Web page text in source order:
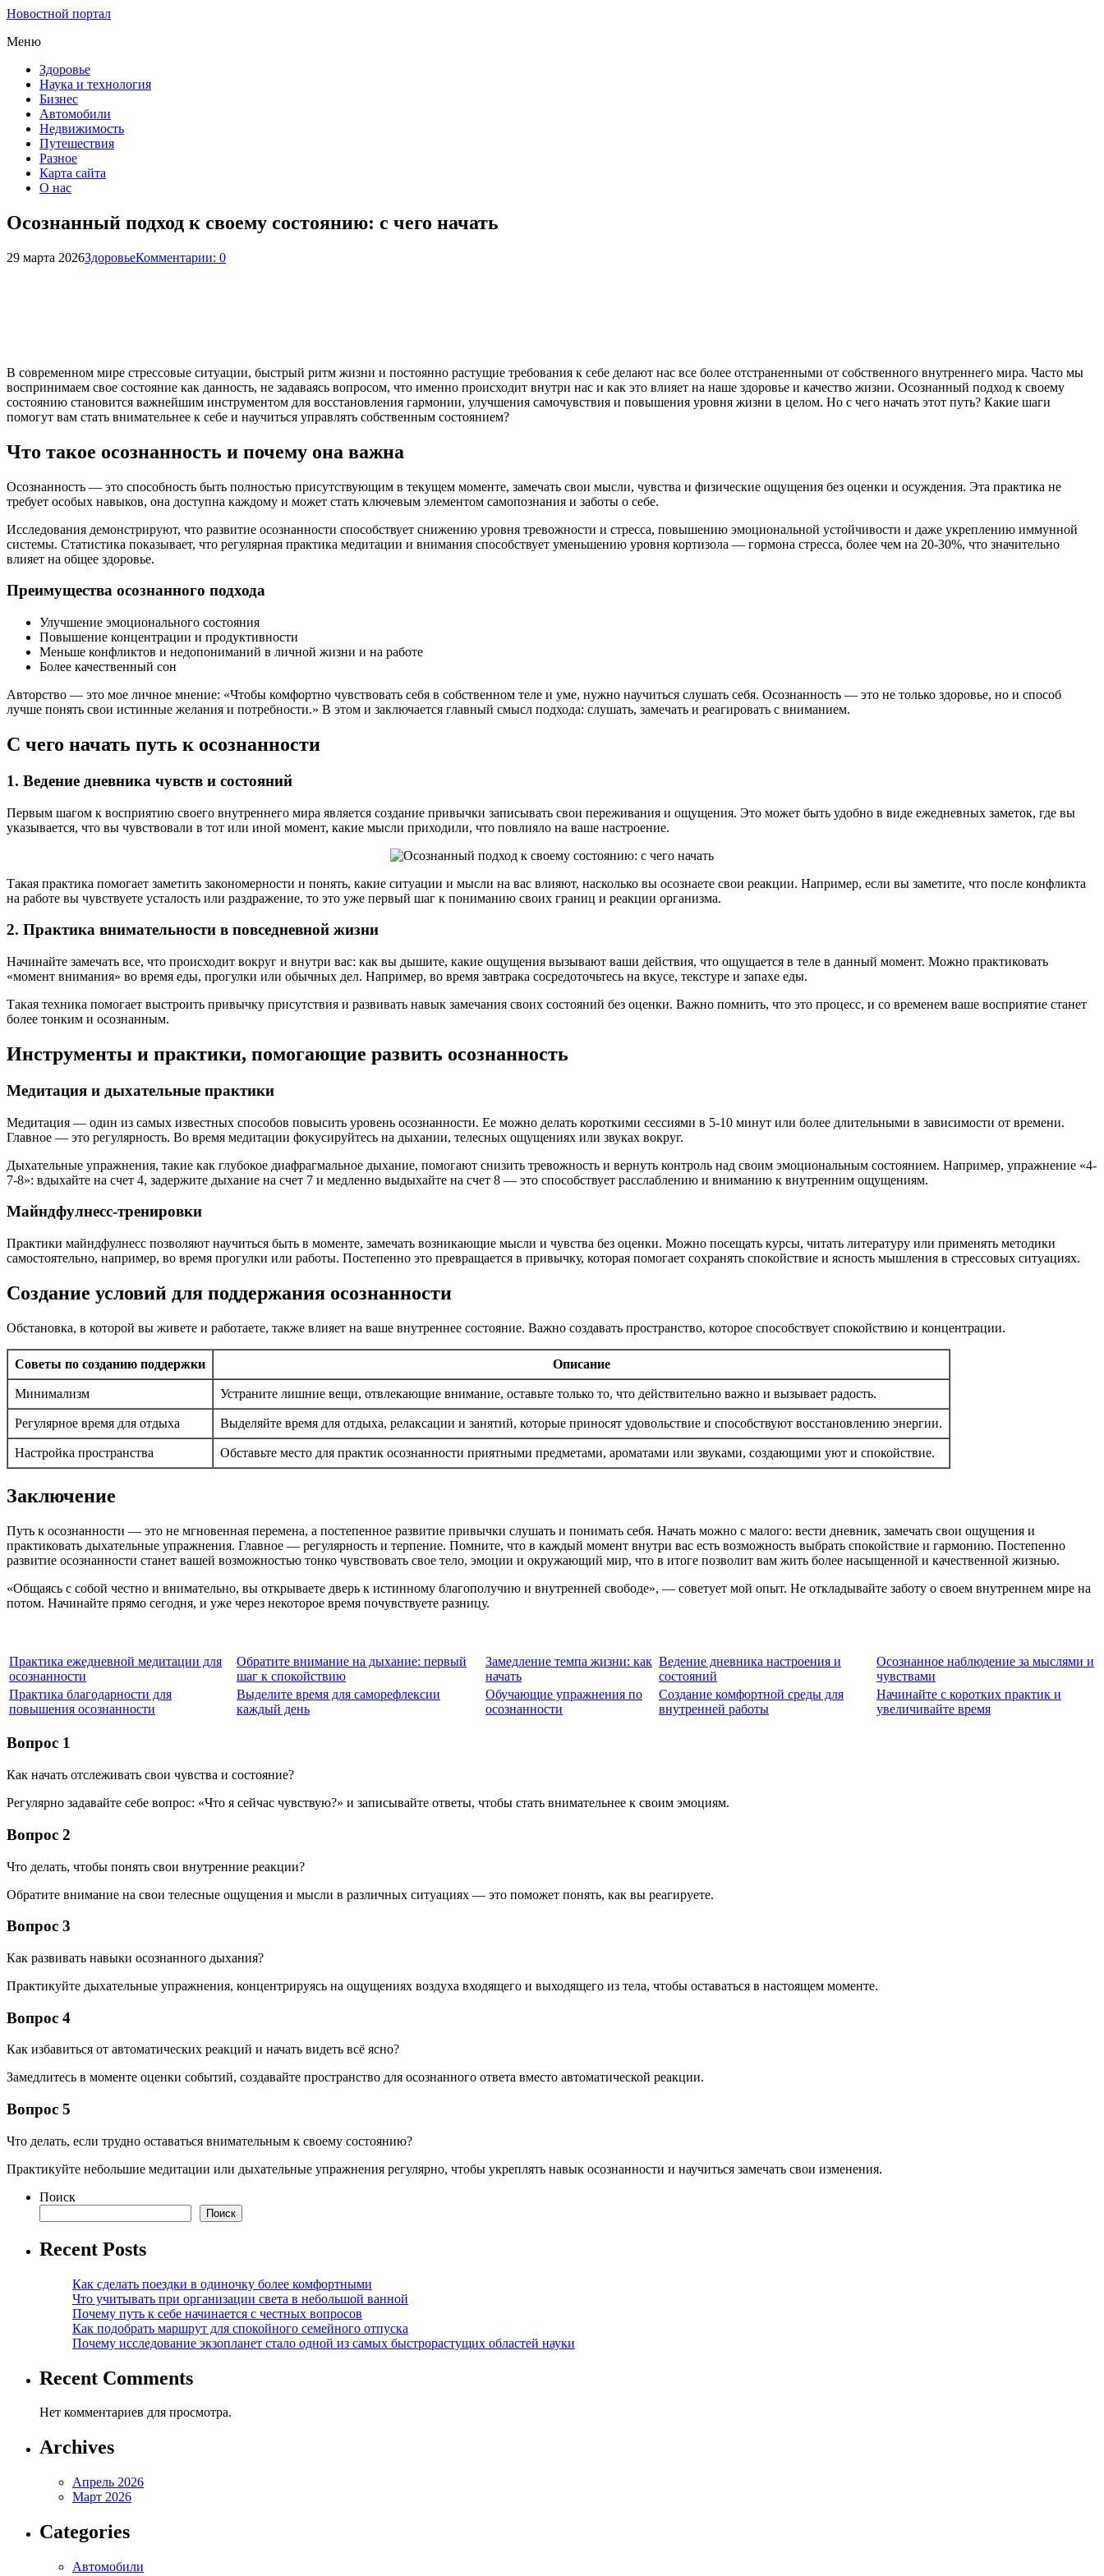
Новостной портал
Меню
Здоровье
Наука и технология
Бизнес
Автомобили
Недвижимость
Путешествия
Разное
Карта сайта
О нас
Осознанный подход к своему состоянию: с чего начать
29 марта 2026ЗдоровьеКомментарии: 0
В современном мире стрессовые ситуации, быстрый ритм жизни и постоянно растущие требования к себе делают нас все более отстраненными от собственного внутреннего мира. Часто мы
воспринимаем свое состояние как данность, не задаваясь вопросом, что именно происходит внутри нас и как это влияет на наше здоровье и качество жизни. Осознанный подход к своему
состоянию становится важнейшим инструментом для восстановления гармонии, улучшения самочувствия и повышения уровня жизни в целом. Но с чего начать этот путь? Какие шаги
помогут вам стать внимательнее к себе и научиться управлять собственным состоянием?
Что такое осознанность и почему она важна
Осознанность — это способность быть полностью присутствующим в текущем моменте, замечать свои мысли, чувства и физические ощущения без оценки и осуждения. Эта практика не
требует особых навыков, она доступна каждому и может стать ключевым элементом самопознания и заботы о себе.
Исследования демонстрируют, что развитие осознанности способствует снижению уровня тревожности и стресса, повышению эмоциональной устойчивости и даже укреплению иммунной
системы. Статистика показывает, что регулярная практика медитации и внимания способствует уменьшению уровня кортизола — гормона стресса, более чем на 20-30%, что значительно
влияет на общее здоровье.
Преимущества осознанного подхода
Улучшение эмоционального состояния
Повышение концентрации и продуктивности
Меньше конфликтов и недопониманий в личной жизни и на работе
Более качественный сон
Авторство — это мое личное мнение: «Чтобы комфортно чувствовать себя в собственном теле и уме, нужно научиться слушать себя. Осознанность — это не только здоровье, но и способ
лучше понять свои истинные желания и потребности.» В этом и заключается главный смысл подхода: слушать, замечать и реагировать с вниманием.
С чего начать путь к осознанности
1. Ведение дневника чувств и состояний
Первым шагом к восприятию своего внутреннего мира является создание привычки записывать свои переживания и ощущения. Это может быть удобно в виде ежедневных заметок, где вы
указывается, что вы чувствовали в тот или иной момент, какие мысли приходили, что повлияло на ваше настроение.
Такая практика помогает заметить закономерности и понять, какие ситуации и мысли на вас влияют, насколько вы осознаете свои реакции. Например, если вы заметите, что после конфликта
на работе вы чувствуете усталость или раздражение, то это уже первый шаг к пониманию своих границ и реакции организма.
2. Практика внимательности в повседневной жизни
Начинайте замечать все, что происходит вокруг и внутри вас: как вы дышите, какие ощущения вызывают ваши действия, что ощущается в теле в данный момент. Можно практиковать
«момент внимания» во время еды, прогулки или обычных дел. Например, во время завтрака сосредоточьтесь на вкусе, текстуре и запахе еды.
Такая техника помогает выстроить привычку присутствия и развивать навык замечания своих состояний без оценки. Важно помнить, что это процесс, и со временем ваше восприятие станет
более тонким и осознанным.
Инструменты и практики, помогающие развить осознанность
Медитация и дыхательные практики
Медитация — один из самых известных способов повысить уровень осознанности. Ее можно делать короткими сессиями в 5-10 минут или более длительными в зависимости от времени.
Главное — это регулярность. Во время медитации фокусируйтесь на дыхании, телесных ощущениях или звуках вокруг.
Дыхательные упражнения, такие как глубокое диафрагмальное дыхание, помогают снизить тревожность и вернуть контроль над своим эмоциональным состоянием. Например, упражнение «4-
7-8»: вдыхайте на счет 4, задержите дыхание на счет 7 и медленно выдыхайте на счет 8 — это способствует расслаблению и вниманию к внутренним ощущениям.
Майндфулнесс-тренировки
Практики майндфулнесс позволяют научиться быть в моменте, замечать возникающие мысли и чувства без оценки. Можно посещать курсы, читать литературу или применять методики
самостоятельно, например, во время прогулки или работы. Постепенно это превращается в привычку, которая помогает сохранять спокойствие и ясность мышления в стрессовых ситуациях.
Создание условий для поддержания осознанности
Обстановка, в которой вы живете и работаете, также влияет на ваше внутреннее состояние. Важно создавать пространство, которое способствует спокойствию и концентрации.
Советы по созданию поддержки Описание
Минимализм Устраните лишние вещи, отвлекающие внимание, оставьте только то, что действительно важно и вызывает радость.
Регулярное время для отдыха Выделяйте время для отдыха, релаксации и занятий, которые приносят удовольствие и способствуют восстановлению энергии.
Настройка пространства Обставьте место для практик осознанности приятными предметами, ароматами или звуками, создающими уют и спокойствие.
Заключение
Путь к осознанности — это не мгновенная перемена, а постепенное развитие привычки слушать и понимать себя. Начать можно с малого: вести дневник, замечать свои ощущения и
практиковать дыхательные упражнения. Главное — регулярность и терпение. Помните, что в каждый момент внутри вас есть возможность выбрать спокойствие и гармонию. Постепенно
развитие осознанности станет вашей возможностью тонко чувствовать свое тело, эмоции и окружающий мир, что в итоге позволит вам жить более насыщенной и качественной жизнью.
«Общаясь с собой честно и внимательно, вы открываете дверь к истинному благополучию и внутренней свободе», — советует мой опыт. Не откладывайте заботу о своем внутреннем мире на
потом. Начинайте прямо сегодня, и уже через некоторое время почувствуете разницу.
Практика ежедневной медитации для
осознанности
Обратите внимание на дыхание: первый
шаг к спокойствию
Замедление темпа жизни: как
начать
Ведение дневника настроения и
состояний
Осознанное наблюдение за мыслями и
чувствами
Практика благодарности для
повышения осознанности
Выделите время для саморефлексии
каждый день
Обучающие упражнения по
осознанности
Создание комфортной среды для
внутренней работы
Начинайте с коротких практик и
увеличивайте время
Вопрос 1
Как начать отслеживать свои чувства и состояние?
Регулярно задавайте себе вопрос: «Что я сейчас чувствую?» и записывайте ответы, чтобы стать внимательнее к своим эмоциям.
Вопрос 2
Что делать, чтобы понять свои внутренние реакции?
Обратите внимание на свои телесные ощущения и мысли в различных ситуациях — это поможет понять, как вы реагируете.
Вопрос 3
Как развивать навыки осознанного дыхания?
Практикуйте дыхательные упражнения, концентрируясь на ощущениях воздуха входящего и выходящего из тела, чтобы оставаться в настоящем моменте.
Вопрос 4
Как избавиться от автоматических реакций и начать видеть всё ясно?
Замедлитесь в моменте оценки событий, создавайте пространство для осознанного ответа вместо автоматической реакции.
Вопрос 5
Что делать, если трудно оставаться внимательным к своему состоянию?
Практикуйте небольшие медитации или дыхательные упражнения регулярно, чтобы укреплять навык осознанности и научиться замечать свои изменения.
Поиск
Поиск
Recent Posts
Как сделать поездки в одиночку более комфортными
Что учитывать при организации света в небольшой ванной
Почему путь к себе начинается с честных вопросов
Как подобрать маршрут для спокойного семейного отпуска
Почему исследование экзопланет стало одной из самых быстрорастущих областей науки
Recent Comments
Нет комментариев для просмотра.
Archives
Апрель 2026
Март 2026
Categories
Автомобили